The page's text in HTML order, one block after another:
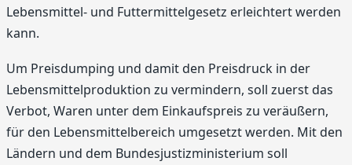
Lebensmittel- und Futtermittelgesetz erleichtert werden
kann.
Um Preisdumping und damit den Preisdruck in der
Lebensmittelproduktion zu vermindern, soll zuerst das
Verbot, Waren unter dem Einkaufspreis zu veräußern,
für den Lebensmittelbereich umgesetzt werden. Mit den
Ländern und dem Bundesjustizministerium soll